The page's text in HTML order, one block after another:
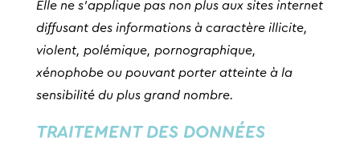
Elle ne s’applique pas non plus aux sites internet
diffusant des informations à caractère illicite,
violent, polémique, pornographique,
xénophobe ou pouvant porter atteinte à la
sensibilité du plus grand nombre.
TRAITEMENT DES DONNÉES